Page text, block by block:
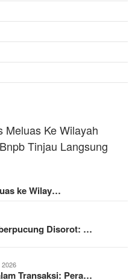
ke Wilay…
Disorot: …
2026
Transaksi: Pera…